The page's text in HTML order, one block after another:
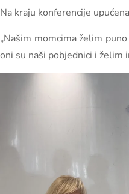
Na kraju konferencije
„Našim momcima želim
oni su naši pobjednici i želim